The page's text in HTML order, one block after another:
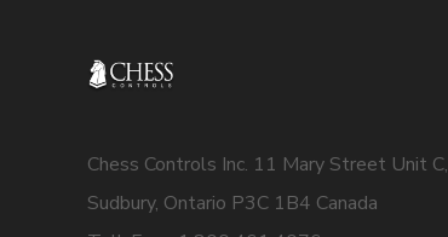
Chess Controls Inc. 11 Mary Street Unit C,
Sudbury, Ontario P3C 1B4 Canada